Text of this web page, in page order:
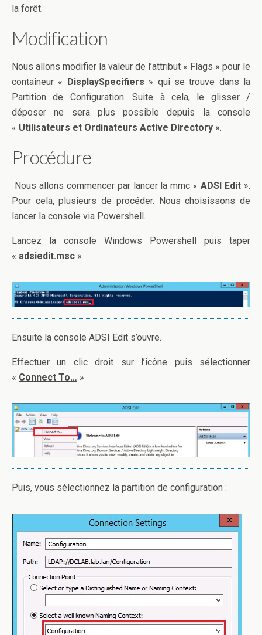
la forêt.
Modification
Nous allons modifier la valeur de l’attribut « Flags » pour le
containeur «
DisplaySpecifiers » qui se trouve dans la
Partition de Configuration. Suite à cela, le glisser /
déposer ne sera plus possible depuis la console
« Utilisateurs et Ordinateurs Active Directory ».
Procédure
Nous allons commencer par lancer la mmc «ADSI Edit ».
Pour cela, plusieurs de procéder. Nous choisissons de
lancer la console via Powershell.
Lancez la console Windows Powershell puis taper
« adsiedit.msc »
Ensuite la console ADSI Edit s’ouvre.
Effectuer un clic droit sur l’icône puis sélectionner
« Connect To… »
Puis, vous sélectionnez la partition de configuration :